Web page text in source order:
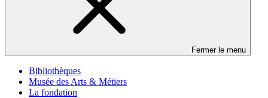
Fermer le menu
Bibliothèques
Musée des Arts & Métiers
La fondation